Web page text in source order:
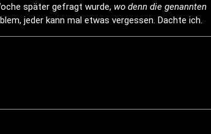
später gefragt wurde, wo denn die genannten
jeder kann mal etwas vergessen. Dachte ich.